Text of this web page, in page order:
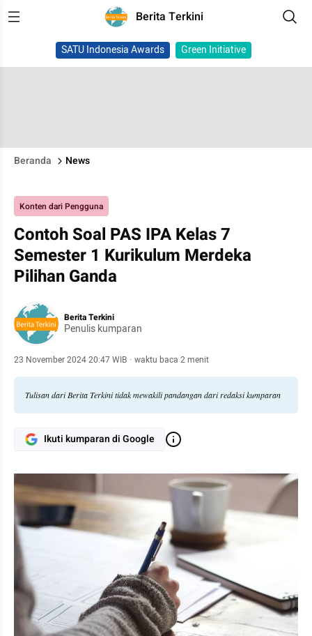
Berita Terkini
SATU Indonesia Awards Green Initiative
Beranda News
Konten dari Pengguna
Contoh Soal PAS IPA Kelas 7
Semester 1 Kurikulum Merdeka
Pilihan Ganda
Berita Terkini
Penulis kumparan
23 November 2024 20:47 WIB · waktu baca 2 menit
Tulisan dari Berita Terkini tidak mewakili pandangan dari redaksi kumparan
Ikuti kumparan di Google